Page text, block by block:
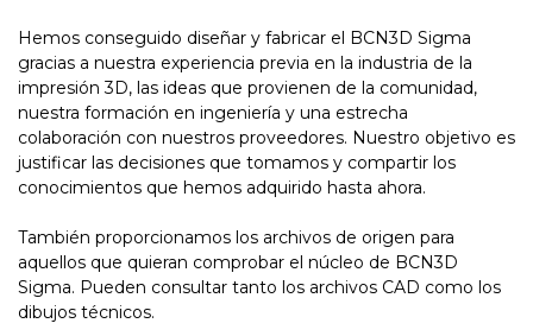
Hemos conseguido diseñar y fabricar el BCN3D Sigma
gracias a nuestra experiencia previa en la industria de la
impresión 3D, las ideas que provienen de la comunidad,
nuestra formación en ingeniería y una estrecha
colaboración con nuestros proveedores. Nuestro objetivo es
justificar las decisiones que tomamos y compartir los
conocimientos que hemos adquirido hasta ahora.
También proporcionamos los archivos de origen para
aquellos que quieran comprobar el núcleo de BCN3D
Sigma. Pueden consultar tanto los archivos CAD como los
dibujos técnicos.